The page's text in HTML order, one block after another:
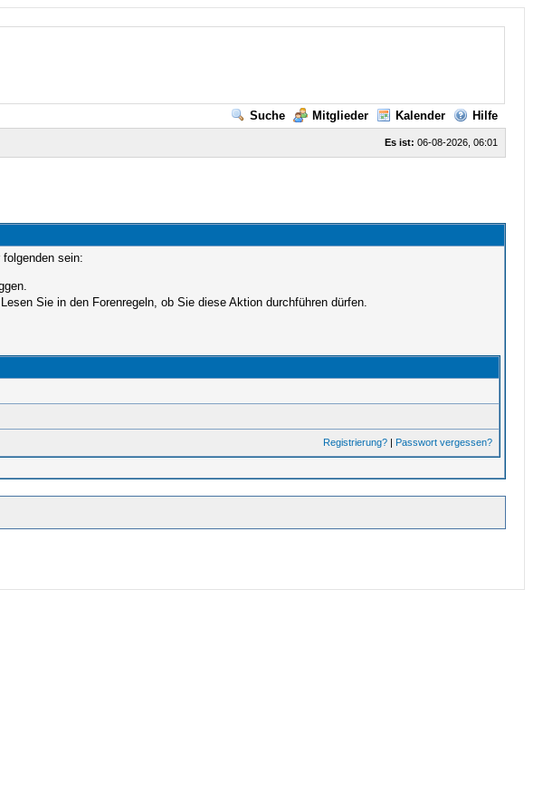
Suche Mitglieder Kalender Hilfe
Es ist: 06-08-2026, 06:01
sein:
Sie in den Forenregeln, ob Sie diese Aktion durchführen dürfen.
Registrierung?| Passwort vergessen?